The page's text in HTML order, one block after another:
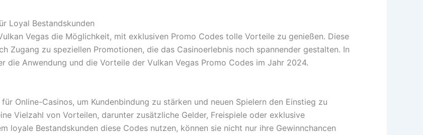
Loyal Bestandskunden
Vegas die Möglichkeit, mit exklusiven Promo Codes tolle Vorteile zu genießen. Diese
Zugang zu speziellen Promotionen, die das Casinoerlebnis noch spannender gestalten. In
die Anwendung und die Vorteile der Vulkan Vegas Promo Codes im Jahr 2024.
Online-Casinos, um Kundenbindung zu stärken und neuen Spielern den Einstieg zu
Vielzahl von Vorteilen, darunter zusätzliche Gelder, Freispiele oder exklusive
loyale Bestandskunden diese Codes nutzen, können sie nicht nur ihre Gewinnchancen